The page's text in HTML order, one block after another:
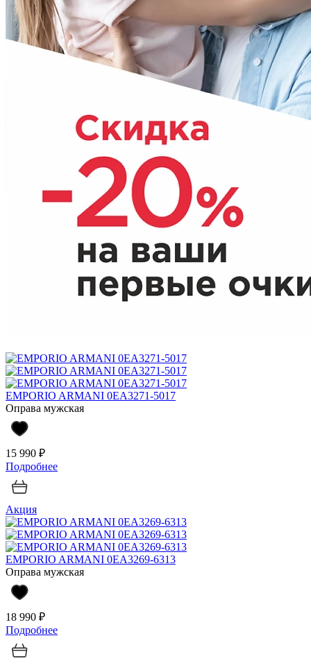
EMPORIO ARMANI 0EA3271-5017
Оправа мужская
15 990 ₽
Подробнее
Акция
EMPORIO ARMANI 0EA3269-6313
Оправа мужская
18 990 ₽
Подробнее